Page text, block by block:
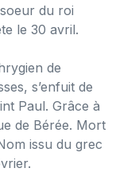
du roi
le 30 avril.
de
s’enfuit de
Paul. Grâce à
de Bérée. Mort
issu du grec